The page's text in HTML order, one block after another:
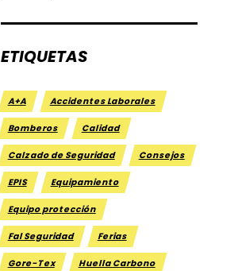
ETIQUETAS
A+A Accidentes Laborales
Bomberos Calidad
Calzado de Seguridad Consejos
EPIS Equipamiento
Equipo protección
Fal Seguridad Ferias
Gore-Tex Huella Carbono